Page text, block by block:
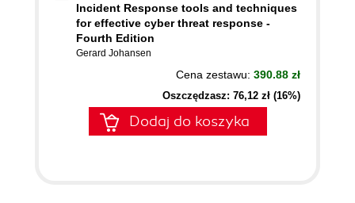
Incident Response tools and techniques
for effective cyber threat response -
Fourth Edition
Gerard Johansen
Cena zestawu: 390.88 zł
Oszczędzasz: 76,12 zł (16%)
Dodaj do koszyka